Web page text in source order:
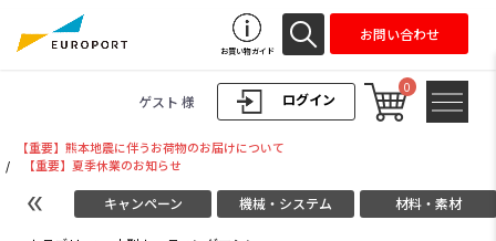
ログイン
ゲスト 様
0
お買い物ガイド
お問い合わせ
【重要】熊本地震に伴うお荷物のお届けについて
/
【重要】夏季休業のお知らせ
キャンペーン 機械・システム 材料・素材